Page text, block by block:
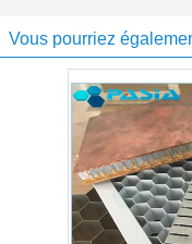
Vous pourriez